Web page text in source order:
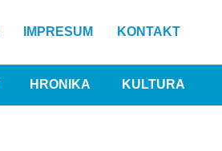
IMPRESUM KONTAKT
HRONIKA KULTURA